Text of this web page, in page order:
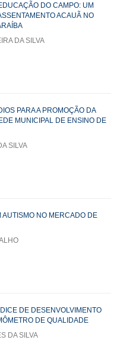
DO CAMPO: UM
ACAUÃ NO
DA SILVA
PARA A PROMOÇÃO DA
MUNICIPAL DE ENSINO DE
SILVA
NO MERCADO DE
DE DESENVOLVIMENTO
DE QUALIDADE
DA SILVA